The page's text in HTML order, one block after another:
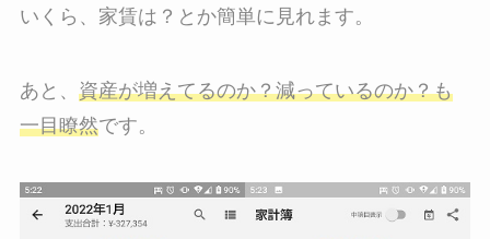
いくら、家賃は？とか簡単に見れます。
あと、 資産が増えてるのか？減っているのか？も
一目瞭然です。